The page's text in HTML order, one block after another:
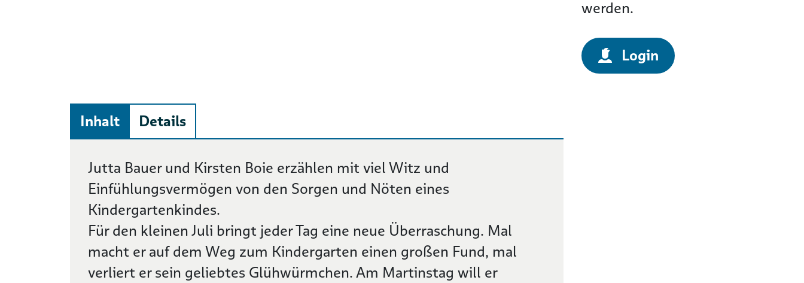
werden.
Login
Inhalt Details
Beschreibung
Jutta Bauer und Kirsten Boie erzählen mit viel Witz und
Einfühlungsvermögen von den Sorgen und Nöten eines
Kindergartenkindes.
Für den kleinen Juli bringt jeder Tag eine neue Überraschung. Mal
macht er auf dem Weg zum Kindergarten einen großen Fund, mal
verliert er sein geliebtes Glühwürmchen. Am Martinstag will er